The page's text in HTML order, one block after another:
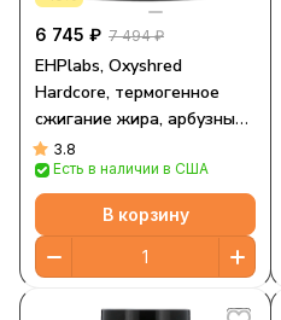
6 745 ₽ 7 494 ₽
EHPlabs, Oxyshred
Hardcore, термогенное
сжигание жира, арбузные
конфеты, 260 г (9,2 унции)
3.8
Есть в наличии в США
В корзину